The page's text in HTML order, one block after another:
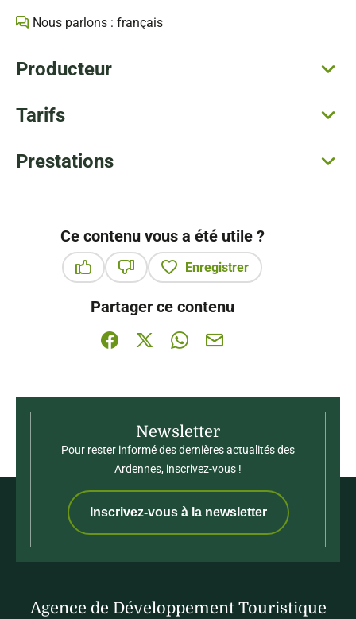
Nous parlons : français
Producteur
Tarifs
Prestations
Ce contenu vous a été utile ?
Enregistrer
Partager ce contenu
Partager sur Facebook (nouvelle fenêtre)
Partager sur X / Twitter (nouvelle
Partager sur WhatsApp
Partager par mail
Newsletter
Pour rester informé des dernières actualités des
Ardennes, inscrivez-vous !
Inscrivez-vous à la newsletter
Agence de Développement Touristique